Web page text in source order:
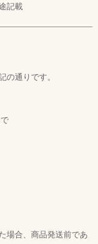
記載
の通りです。
場合、商品発送前であ